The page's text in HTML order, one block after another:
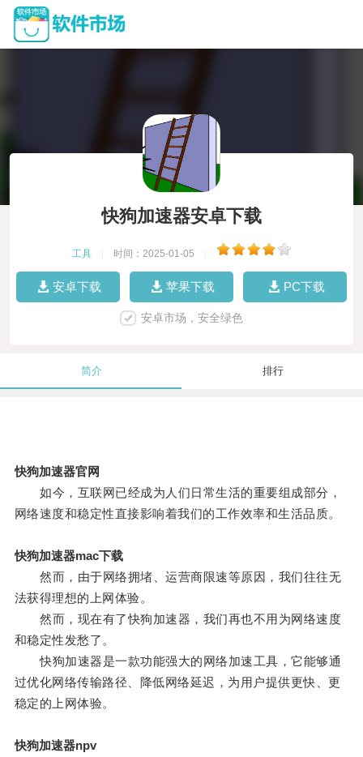
快狗加速器安卓下载
工具 时间：2025-01-05
安卓下载 苹果下载 PC下载
安卓市场，安全绿色
简介 排行
快狗加速器官网
如今，互联网已经成为人们日常生活的重要组成部分，
网络速度和稳定性直接影响着我们的工作效率和生活品质。
快狗加速器mac下载
然而，由于网络拥堵、运营商限速等原因，我们往往无
法获得理想的上网体验。
然而，现在有了快狗加速器，我们再也不用为网络速度
和稳定性发愁了。
快狗加速器是一款功能强大的网络加速工具，它能够通
过优化网络传输路径、降低网络延迟，为用户提供更快、更
稳定的上网体验。
快狗加速器npv